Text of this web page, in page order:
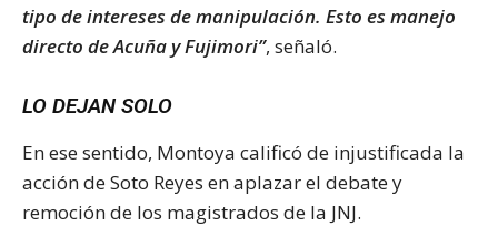
tipo de intereses de manipulación. Esto es manejo
directo de Acuña y Fujimori”, señaló.
LO DEJAN SOLO
En ese sentido, Montoya calificó de injustificada la
acción de Soto Reyes en aplazar el debate y
remoción de los magistrados de la JNJ.